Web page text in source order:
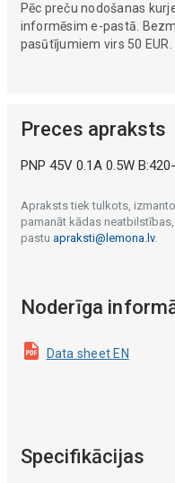
Pēc preču nodošanas
informēsim e-pastā.
pasūtījumiem virs 50 EUR.
Preces apraksts
PNP 45V 0.1A 0.5W
Apraksts tiek tulkots,
pamanāt kādas
pastu apraksti@lemona.lv.
Noderīga
Data sheet EN
Specifikācijas